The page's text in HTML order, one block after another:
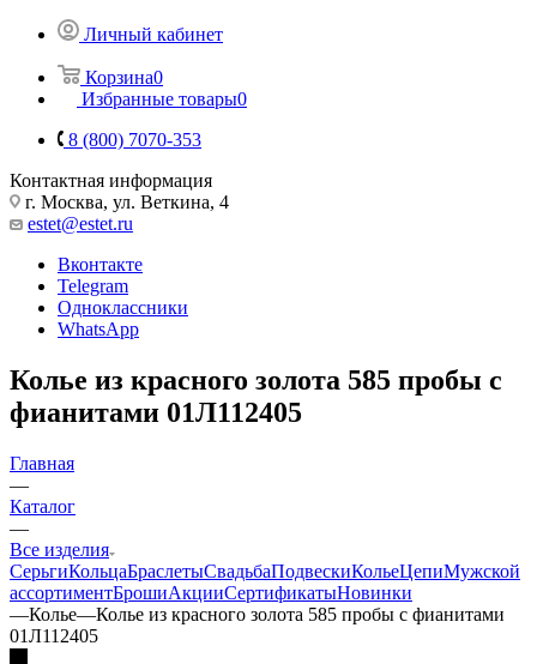
Личный кабинет
Корзина0
Избранные товары0
8 (800) 7070-353
Контактная информация
г. Москва, ул. Веткина, 4
estet@estet.ru
Вконтакте
Telegram
Одноклассники
WhatsApp
Колье из красного золота 585 пробы с
фианитами 01Л112405
Главная
—
Каталог
—
Все изделия
СерьгиКольцаБраслетыСвадьбаПодвескиКольеЦепиМужской
ассортиментБрошиАкцииСертификатыНовинки
—Колье—Колье из красного золота 585 пробы с фианитами
01Л112405